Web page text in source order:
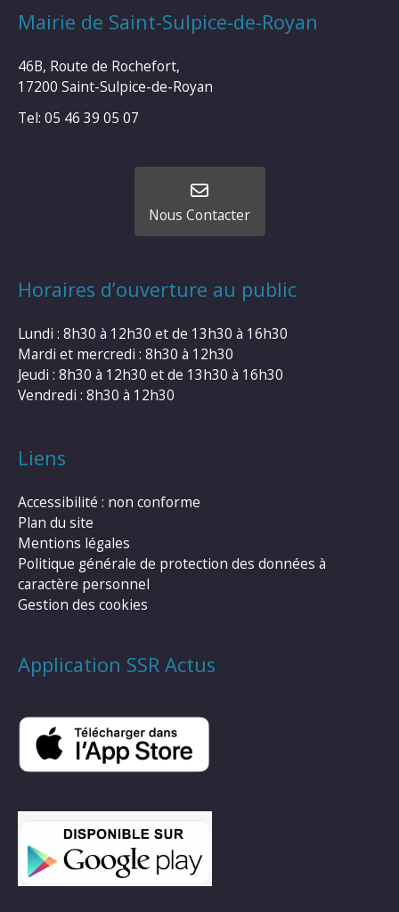
Mairie de Saint-Sulpice-de-Royan
46B, Route de Rochefort,
17200 Saint-Sulpice-de-Royan
Tel: 05 46 39 05 07
Nous Contacter
Horaires d’ouverture au public
Lundi : 8h30 à 12h30 et de 13h30 à 16h30
Mardi et mercredi : 8h30 à 12h30
Jeudi : 8h30 à 12h30 et de 13h30 à 16h30
Vendredi : 8h30 à 12h30
Liens
Accessibilité : non conforme
Plan du site
Mentions légales
Politique générale de protection des données à
caractère personnel
Gestion des cookies
Application SSR Actus